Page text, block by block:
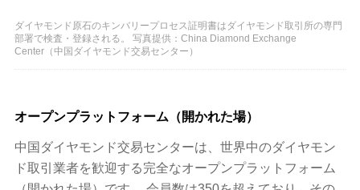
ダイヤモンド原石のキンバリープロセス証明書はダイヤモンド取引所の専門
部署で検査・登録される。 写真提供：China Diamond Exchange
Center（中国ダイヤモンド交易センター）
オープンプラットフォーム（開かれた場）
中国ダイヤモンド交易センターは、世界中のダイヤモン
ド取引業者を歓迎する完全なオープンプラットフォーム